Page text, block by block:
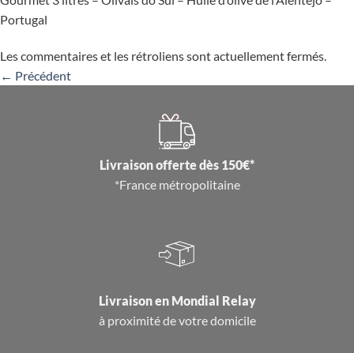
Portugal
Les commentaires et les rétroliens sont actuellement fermés.
← Précédent
Livraison offerte dès 150€*
*France métropolitaine
Livraison en Mondial Relay
à proximité de votre domicile